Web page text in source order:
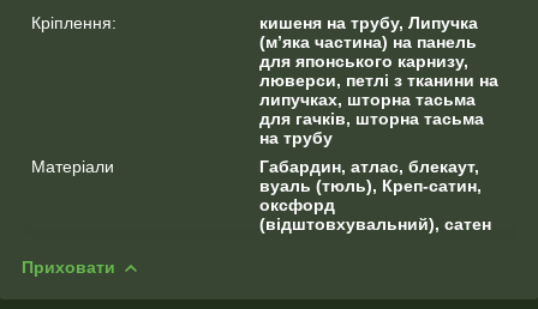
Кріплення:
кишеня на трубу, Липучка
(м’яка частина) на панель
для японського карнизу,
люверси, петлі з тканини на
липучках, шторна тасьма
для гачків, шторна тасьма
на трубу
Матеріали
Габардин, атлас, блекаут,
вуаль (тюль), Креп-сатин,
оксфорд
(відштовхувальний), сатен
Приховати